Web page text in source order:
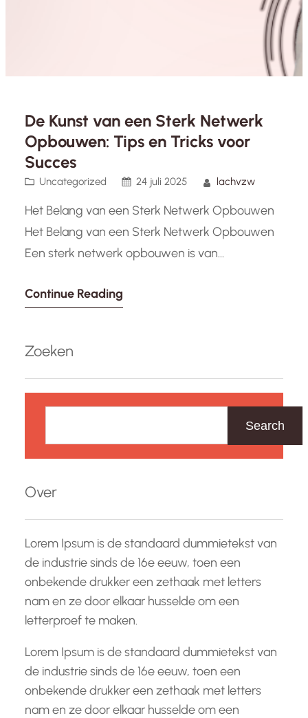
De Kunst van een Sterk Netwerk
Opbouwen: Tips en Tricks voor
Succes
Uncategorized 24 juli 2025 lachvzw
Het Belang van een Sterk Netwerk Opbouwen
Het Belang van een Sterk Netwerk Opbouwen
Een sterk netwerk opbouwen is van
als persoonlijk vlak. Of je nu een startende
lanceren of gewoon op zoek bent naar nieuwe…
Continue Reading
Zoeken
k
n
Search
Over
Lorem Ipsum is de standaard dummietekst van
de industrie sinds de 16e eeuw, toen een
onbekende drukker een zethaak met letters
nam en ze door elkaar husselde om een
letterproef te maken.
Lorem Ipsum is de standaard dummietekst van
de industrie sinds de 16e eeuw, toen een
onbekende drukker een zethaak met letters
nam en ze door elkaar husselde om een